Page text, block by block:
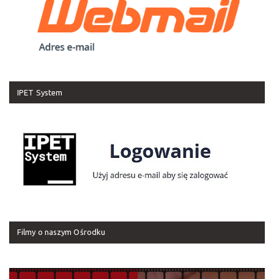
IPET System
Filmy o naszym Ośrodku